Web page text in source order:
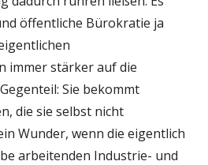
öffentliche Bürokratie ja
immer stärker auf die
Sie bekommt
die sie selbst nicht
Wunder, wenn die eigentlich
arbeitenden Industrie- und